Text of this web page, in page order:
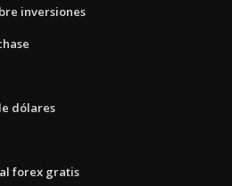
inversiones
dólares
forex gratis